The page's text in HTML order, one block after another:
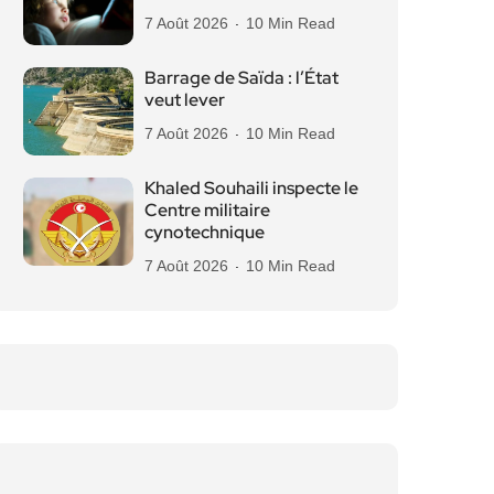
7 Août 2026 10 Min Read
Barrage de Saïda : l’État
veut lever
7 Août 2026 10 Min Read
Khaled Souhaili inspecte le
Centre militaire
cynotechnique
7 Août 2026 10 Min Read